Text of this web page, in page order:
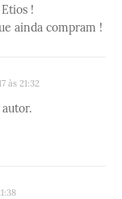
!
ainda compram !
às 21:32